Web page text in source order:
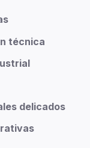
técnica
delicados